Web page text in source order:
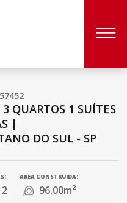
3 QUARTOS 1 SUÍTES
|
DO SUL - SP
2
ÁREA CONSTRUÍDA:
96.00m²